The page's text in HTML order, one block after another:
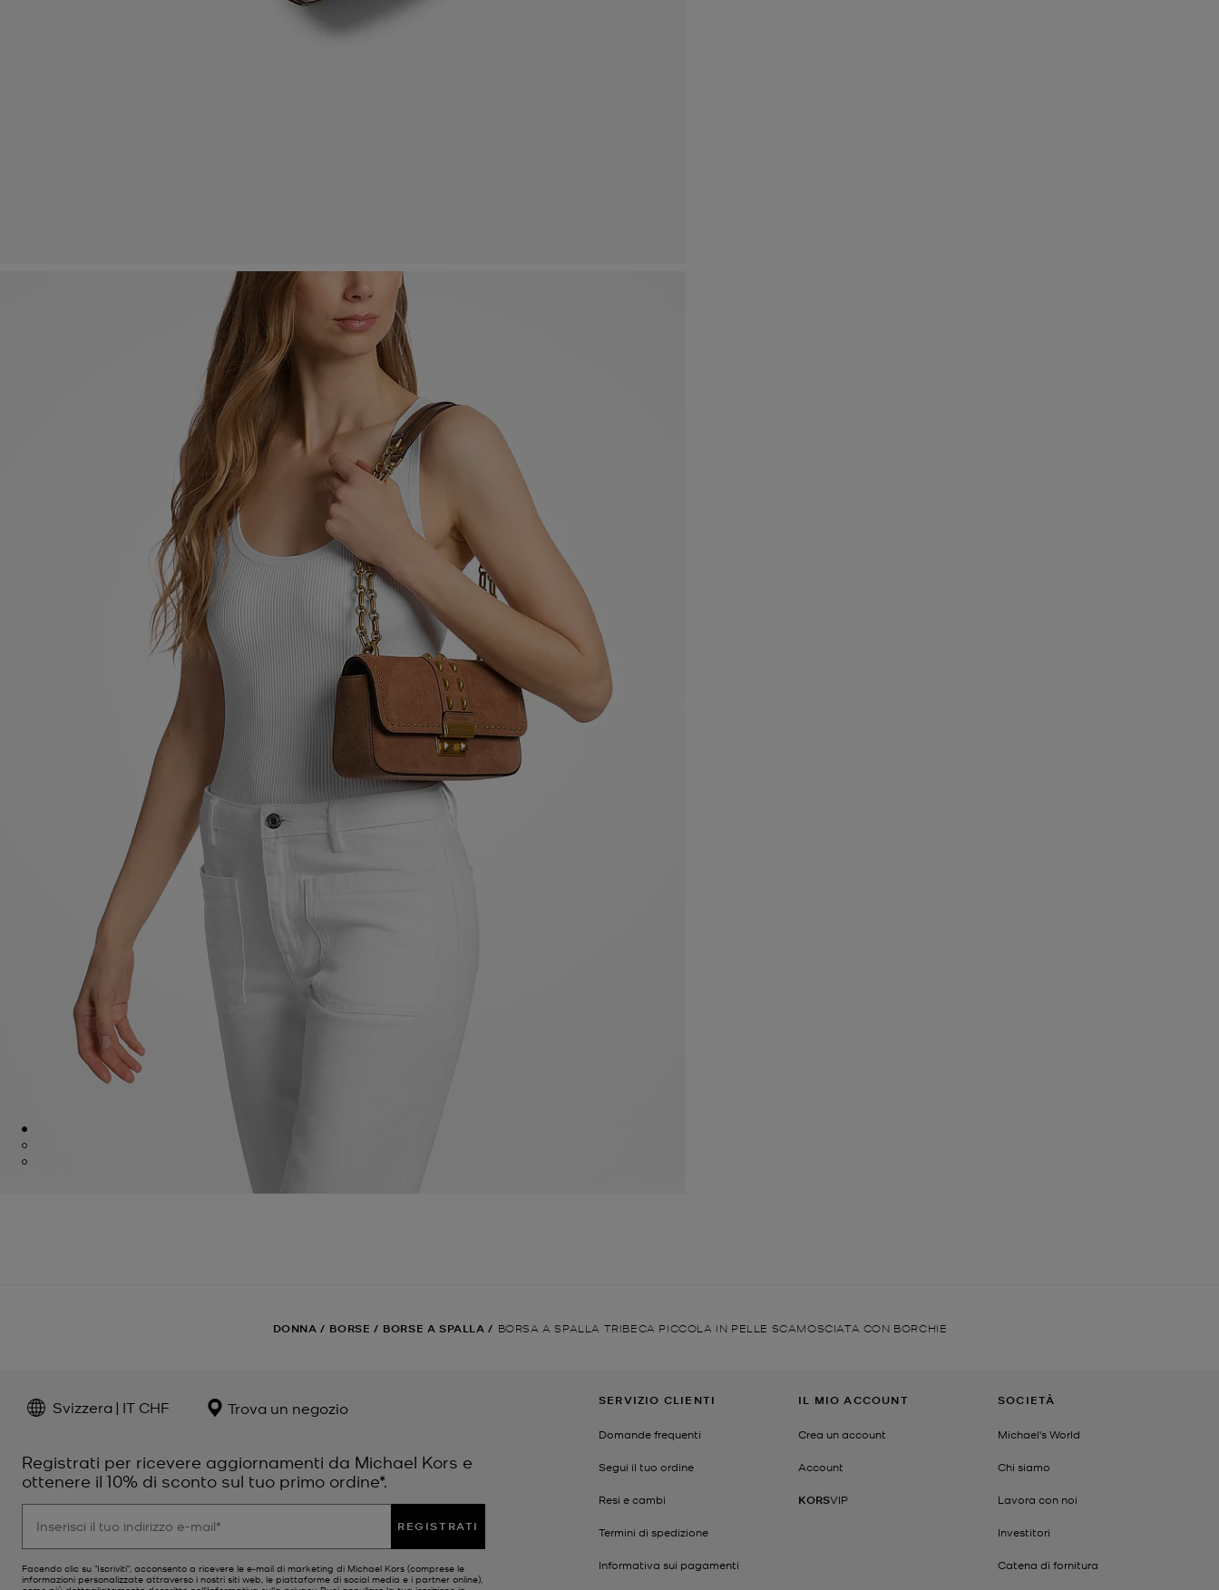
DONNA / BORSE / BORSE A SPALLA / BORSA A SPALLA TRIBECA PICCOLA IN PELLE SCAMOSCIATA CON BORCHIE
Svizzera | IT CHF Trova un negozio
Registrati per ricevere aggiornamenti da Michael Kors e
ottenere il 10% di sconto sul tuo primo ordine*.
REGISTRATI
Facendo clic su "Iscriviti", acconsento a ricevere le e-mail di marketing di Michael Kors (comprese le
informazioni personalizzate attraverso i nostri siti web, le piattaforme di social media e i partner online),
SERVIZIO CLIENTI
Domande frequenti
Segui il tuo ordine
Resi e cambi
Termini di spedizione
Informativa sui pagamenti
IL MIO ACCOUNT
Crea un account
Account
KORSVIP
SOCIETÀ
Michael's World
Chi siamo
Lavora con noi
Investitori
Catena di fornitura